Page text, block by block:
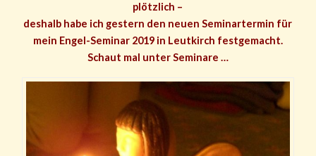
plötzlich –
deshalb habe ich gestern den neuen Seminartermin für
mein Engel-Seminar 2019 in Leutkirch festgemacht.
Schaut mal unter Seminare …